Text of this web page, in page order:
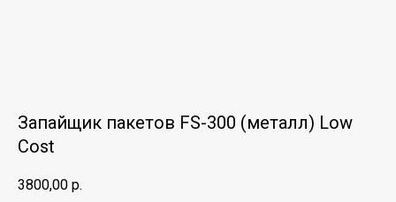
Запайщик пакетов FS-300 (металл) Low
Cost
3800,00 р.